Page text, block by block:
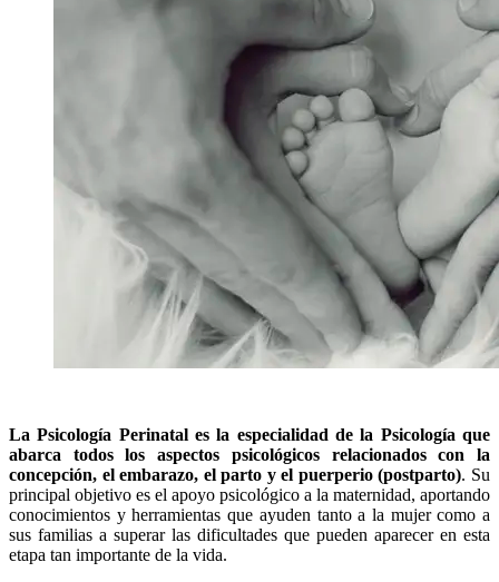
La Psicología Perinatal es la especialidad de la Psicología que
abarca todos los aspectos psicológicos relacionados con la
concepción, el embarazo, el parto y el puerperio (postparto). Su
principal objetivo es el apoyo psicológico a la maternidad, aportando
conocimientos y herramientas que ayuden tanto a la mujer como a
sus familias a superar las dificultades que pueden aparecer en esta
etapa tan importante de la vida.